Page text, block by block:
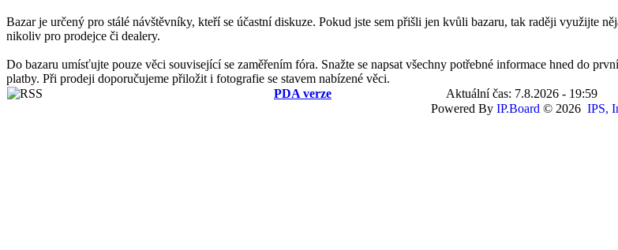
Bazar je určený pro stálé návštěvníky, kteří se účastní diskuze. Pokud jste sem přišli jen kvůli bazaru, tak raději využijte
nikoliv pro prodejce či dealery.
Do bazaru umísťujte pouze věci související se zaměřením fóra. Snažte se napsat všechny potřebné informace hned do
platby. Při prodeji doporučujeme přiložit i fotografie se stavem nabízené věci.
PDA verze
Aktuální čas: 7.8.2026 - 19:59
Powered By IP.Board © 2026 IPS,